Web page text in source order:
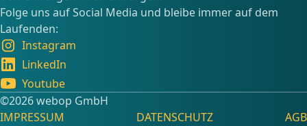
Folge uns auf Social Media und bleibe immer auf dem
Laufenden:
Instagram
LinkedIn
Youtube
©️2026 webop GmbH
IMPRESSUM
DATENSCHUTZ AGB